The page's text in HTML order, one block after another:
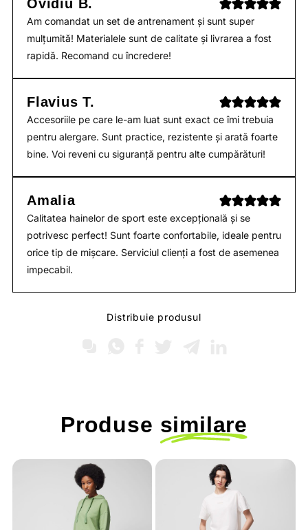
Ovidiu B.
Am comandat un set de antrenament și sunt super
mulțumită! Materialele sunt de calitate și livrarea a fost
rapidă. Recomand cu încredere!
Flavius T.
Accesoriile pe care le-am luat sunt exact ce îmi trebuia
pentru alergare. Sunt practice, rezistente și arată foarte
bine. Voi reveni cu siguranță pentru alte cumpărături!
Amalia
Calitatea hainelor de sport este excepțională și se
potrivesc perfect! Sunt foarte confortabile, ideale pentru
orice tip de mișcare. Serviciul clienți a fost de asemenea
impecabil.
Distribuie produsul
Produse similare